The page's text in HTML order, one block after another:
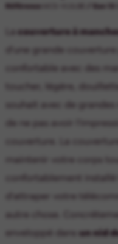
Référence / Ean 13
couverture à
d'une grande
confortable avec des
toucher, légère,
souhait avec de
de ne pas avoir
couverture. La
maintenir votre corps
confortablement
d'attraper votre
autre chose.
enveloppé dans un nid